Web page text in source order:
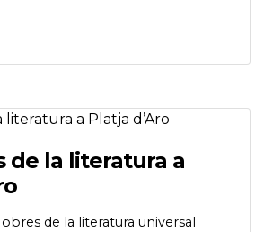
de la literatura a
de la literatura universal